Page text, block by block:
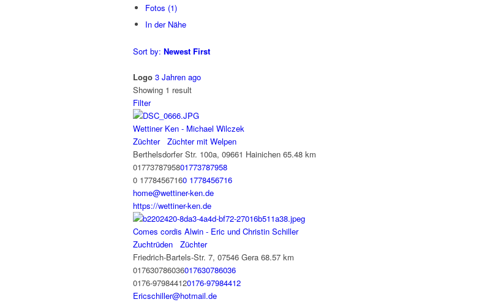
Fotos (1)
In der Nähe
Sort by: Newest First
Logo 3 Jahren ago
Showing 1 result
Filter
Wettiner Ken - Michael Wilczek
Züchter
Züchter mit Welpen
Berthelsdorfer Str. 100a, 09661 Hainichen 65.48 km
0177378795801773787958
0 17784567160 1778456716
home@wettiner-ken.de
https://wettiner-ken.de
Comes cordis Alwin - Eric und Christin Schiller
Zuchtrüden
Züchter
Friedrich-Bartels-Str. 7, 07546 Gera 68.57 km
017630786036017630786036
0176-979844120176-97984412
Ericschiller@hotmail.de